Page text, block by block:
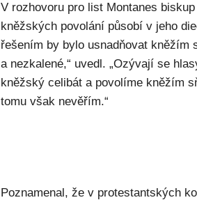
V rozhovoru pro list Montanes
kněžských povolání působí v jeho
řešením by bylo usnadňovat kněžím
a nezkalené,“ uvedl. „Ozývají se
kněžský celibát a povolíme kněžím
tomu však nevěřím.“
Poznamenal, že v protestantských